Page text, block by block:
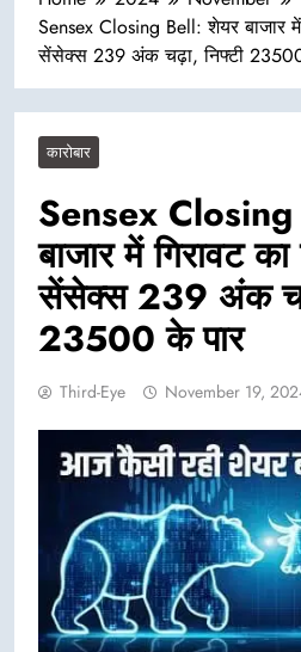
Sensex Closing Bell: शेयर बाजार
सेंसेक्स 239 अंक चढ़ा, निफ्टी
कारोबार
Sensex
बाजार में गिरावट
सेंसेक्स 239 अंक
23500 के पार
Third-Eye November 19,